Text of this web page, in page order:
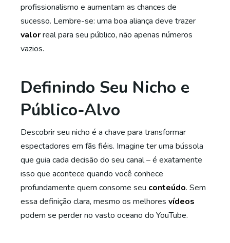
profissionalismo e aumentam as chances de
sucesso. Lembre-se: uma boa aliança deve trazer
valorreal para seu público, não apenas números
vazios.
Definindo Seu Nicho e
Público-Alvo
Descobrir seu nicho é a chave para transformar
espectadores em fãs fiéis. Imagine ter uma bússola
que guia cada decisão do seu canal – é exatamente
isso que acontece quando você conhece
profundamente quem consome seu conteúdo. Sem
essa definição clara, mesmo os melhores vídeos
podem se perder no vasto oceano do YouTube.